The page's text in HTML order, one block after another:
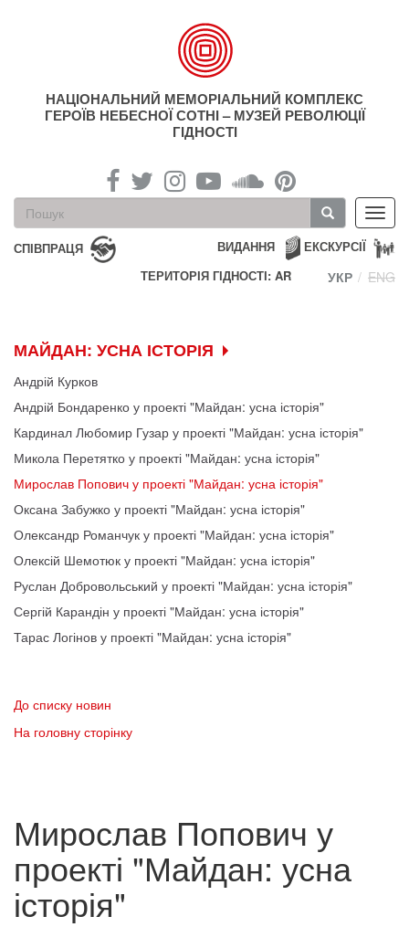
НАЦІОНАЛЬНИЙ МЕМОРІАЛЬНИЙ КОМПЛЕКС
ГЕРОЇВ НЕБЕСНОЇ СОТНІ – МУЗЕЙ РЕВОЛЮЦІЇ
ГІДНОСТІ
Пошукова
форма
Пошук
СПІВПРАЦЯ ЕКСКУРСІЇ
ВИДАННЯ
ТЕРИТОРІЯ ГІДНОСТІ: AR
УКР ENG
МАЙДАН: УСНА ІСТОРІЯ
Андрій Курков
Андрій Бондаренко у проекті "Майдан: усна історія"
Кардинал Любомир Гузар у проекті "Майдан: усна історія"
Микола Перетятко у проекті "Майдан: усна історія"
Мирослав Попович у проекті "Майдан: усна історія"
Оксана Забужко у проекті "Майдан: усна історія"
Олександр Романчук у проекті "Майдан: усна історія"
Олексій Шемотюк у проекті "Майдан: усна історія"
Руслан Добровольський у проекті "Майдан: усна історія"
Сергій Карандін у проекті "Майдан: усна історія"
Тарас Логінов у проекті "Майдан: усна історія"
До списку новин
На головну сторінку
Мирослав Попович у
проекті "Майдан: усна
історія"